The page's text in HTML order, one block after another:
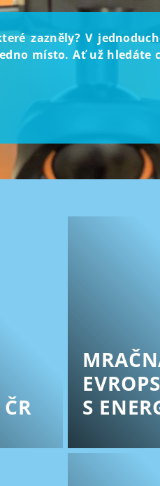
zazněly? V
místo. Ať už hledáte
S